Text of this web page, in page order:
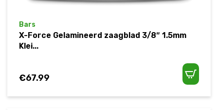
Bars
X-Force Gelamineerd zaagblad 3/8″ 1.5mm
Klei...
€67.99